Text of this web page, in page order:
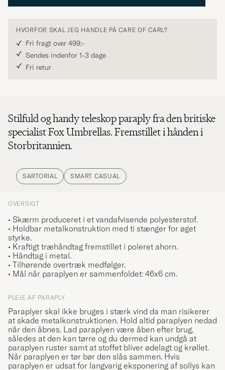
HVORFOR SKAL JEG HANDLE PÅ CARE OF CARL?
Fri fragt over 499;-
Sendes indenfor 1-3 dage
Fri retur
Stilfuld og handy teleskop paraply fra den britiske
specialist Fox Umbrellas. Fremstillet i hånden i
Storbritannien.
SARTORIAL SMART CASUAL
OVERSIGT
• Skærm produceret i et vandafvisende polyesterstof.
• Holdbar metalkonstruktion med ti stænger for øget
styrke.
• Kraftigt træhåndtag fremstillet i poleret ahorn.
• Håndtag i metal.
• Tilhørende overtræk medfølger.
• Mål når paraplyen er sammenfoldet: 46x6 cm.
PLEJE AF PARAPLY
Paraplyer skal ikke bruges i stærk vind da man risikerer
at skade metalkonstruktionen. Hold altid paraplyen nedad
når den åbnes. Lad paraplyen være åben efter brug,
således at den kan tørre og du dermed kan undgå at
paraplyen ruster samt at stoffet bliver ødelagt og krøllet.
Når paraplyen er tør bør den slås sammen. Hvis
paraplyen er udsat for langvarig eksponering af sollys kan